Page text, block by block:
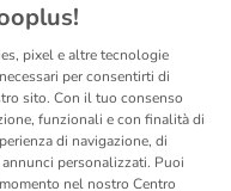
Website
Contatto
pixel e altre tecnologie
per consentirti di
sito. Con il tuo consenso
funzionali e con finalità di
di navigazione, di
personalizzati. Puoi
nel nostro Centro